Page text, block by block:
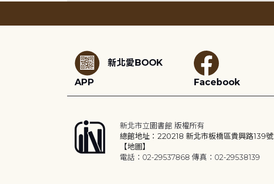
新北愛BOOK
APP
Facebook
新北市立圖書館 版權所有
總館地址：220218 新北市板橋區貴興路139號
【地圖】
電話：02-29537868 傳真：02-29538139